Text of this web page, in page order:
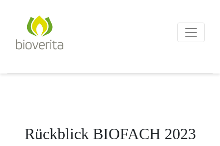
Von der Züchtung bis zum
Rückblick BIOFACH 2023